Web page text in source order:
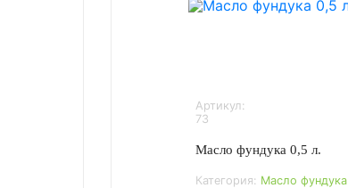
Артикул:
73
Масло фундука 0,5 л.
Категория: Масло фундука